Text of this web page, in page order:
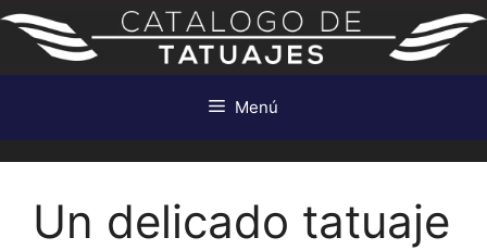
Saltar
contenido
Menú
Un delicado tatuaje